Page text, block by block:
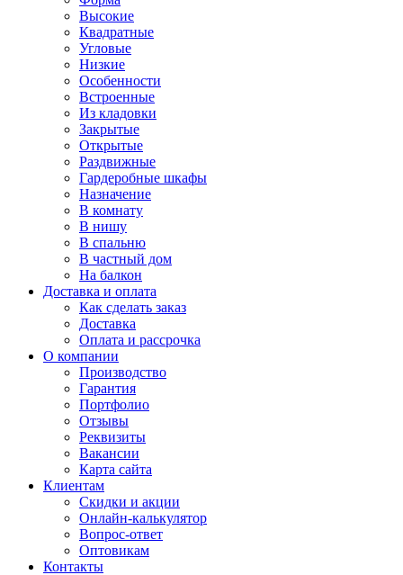
Высокие
Квадратные
Угловые
Низкие
Особенности
Встроенные
Из кладовки
Закрытые
Открытые
Раздвижные
Гардеробные шкафы
Назначение
В комнату
В нишу
В спальню
В частный дом
На балкон
Доставка и оплата
Как сделать заказ
Доставка
Оплата и рассрочка
О компании
Производство
Гарантия
Портфолио
Отзывы
Реквизиты
Вакансии
Карта сайта
Клиентам
Скидки и акции
Онлайн-калькулятор
Вопрос-ответ
Оптовикам
Контакты